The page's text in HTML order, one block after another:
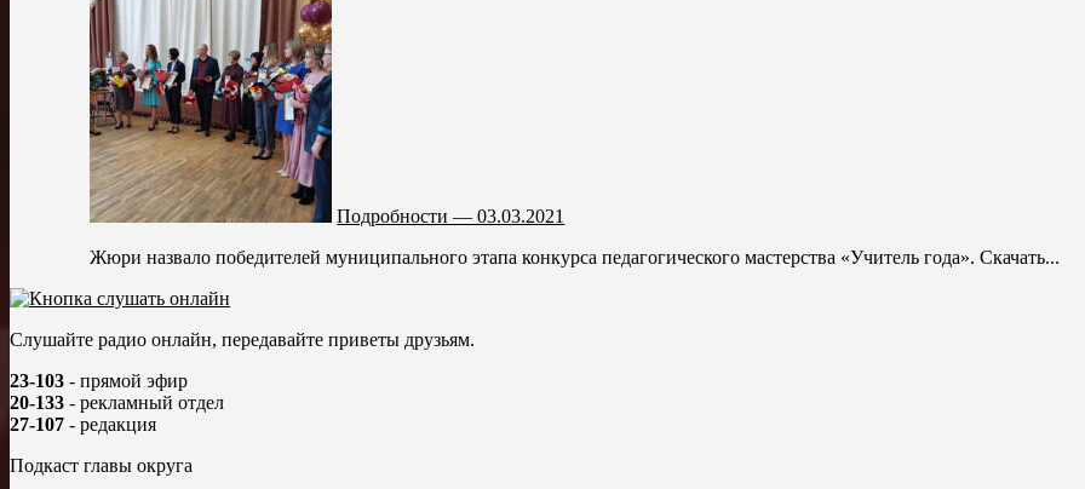
Подробности — 03.03.2021
Жюри назвало победителей муниципального этапа конкурса педагогического мастерства «Учитель года». Скачать...
Слушайте радио онлайн, передавайте приветы друзьям.
23-103 - прямой эфир
20-133 - рекламный отдел
27-107 - редакция
Подкаст главы округа